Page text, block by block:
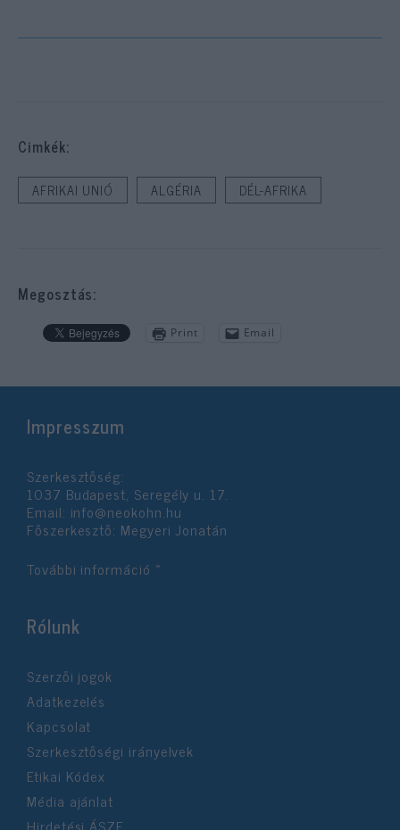
Cimkék:
AFRIKAI UNIÓ ALGÉRIA DÉL-AFRIKA
Megosztás:
Print Email
Impresszum
Szerkesztőség:
1037 Budapest, Seregély u. 17.
Email: info@neokohn.hu
Főszerkesztő: Megyeri Jonatán
További információ »
Rólunk
Szerzői jogok
Adatkezelés
Kapcsolat
Szerkesztőségi irányelvek
Etikai Kódex
Média ajánlat
Hirdetési ÁSZF